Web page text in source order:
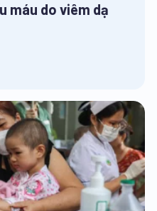
máu do viêm dạ